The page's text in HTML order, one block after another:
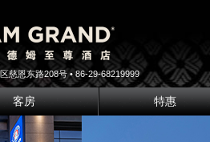
慈恩东路208号 • 86-29-68219999
客房 特惠